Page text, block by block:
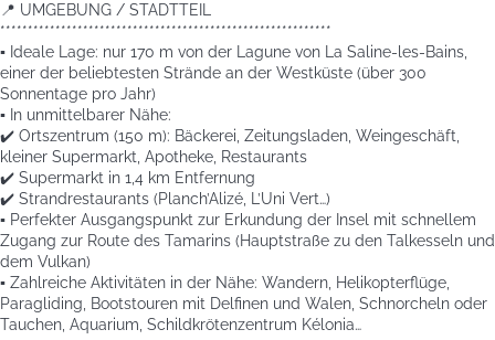
📍 UMGEBUNG / STADTTEIL
************************************************************
▪️ Ideale Lage: nur 170 m von der Lagune von La Saline-les-Bains,
einer der beliebtesten Strände an der Westküste (über 300
Sonnentage pro Jahr)
▪️ In unmittelbarer Nähe:
✔️ Ortszentrum (150 m): Bäckerei, Zeitungsladen, Weingeschäft,
kleiner Supermarkt, Apotheke, Restaurants
✔️ Supermarkt in 1,4 km Entfernung
✔️ Strandrestaurants (Planch’Alizé, L’Uni Vert…)
▪️ Perfekter Ausgangspunkt zur Erkundung der Insel mit schnellem
Zugang zur Route des Tamarins (Hauptstraße zu den Talkesseln und
dem Vulkan)
▪️ Zahlreiche Aktivitäten in der Nähe: Wandern, Helikopterflüge,
Paragliding, Bootstouren mit Delfinen und Walen, Schnorcheln oder
Tauchen, Aquarium, Schildkrötenzentrum Kélonia…